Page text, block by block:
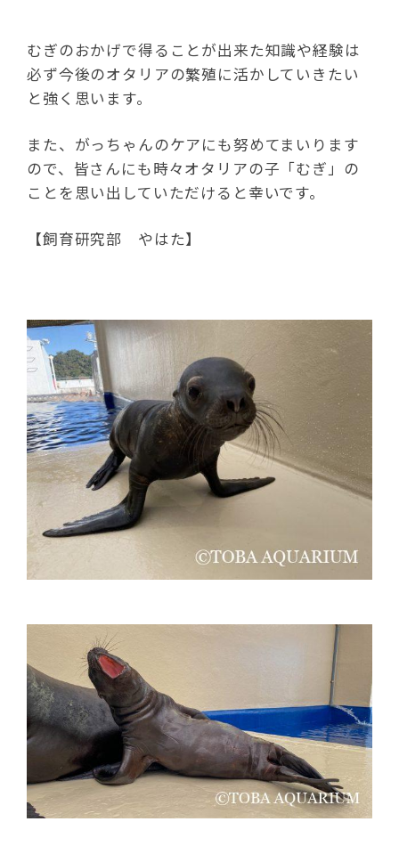
むぎのおかげで得ることが出来た知識や経験は
必ず今後のオタリアの繁殖に活かしていきたい
と強く思います。
また、がっちゃんのケアにも努めてまいります
ので、皆さんにも時々オタリアの子「むぎ」の
ことを思い出していただけると幸いです。
【飼育研究部 やはた】